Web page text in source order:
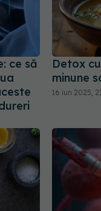
ce să
Detox
minune
16 iun 2025,